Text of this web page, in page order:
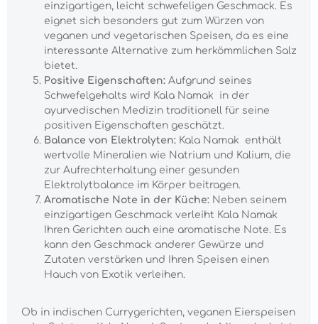
einzigartigen, leicht schwefeligen Geschmack. Es
eignet sich besonders gut zum Würzen von
veganen und vegetarischen Speisen, da es eine
interessante Alternative zum herkömmlichen Salz
bietet.
Positive Eigenschaften: Aufgrund seines
Schwefelgehalts wird Kala Namak in der
ayurvedischen Medizin traditionell für seine
positiven Eigenschaften geschätzt.
Balance von Elektrolyten: Kala Namak enthält
wertvolle Mineralien wie Natrium und Kalium, die
zur Aufrechterhaltung einer gesunden
Elektrolytbalance im Körper beitragen.
Aromatische Note in der Küche: Neben seinem
einzigartigen Geschmack verleiht Kala Namak
Ihren Gerichten auch eine aromatische Note. Es
kann den Geschmack anderer Gewürze und
Zutaten verstärken und Ihren Speisen einen
Hauch von Exotik verleihen.
Ob in indischen Currygerichten, veganen Eierspeisen